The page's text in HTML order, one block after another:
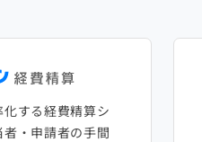
する経費精算シ
・申請者の手間